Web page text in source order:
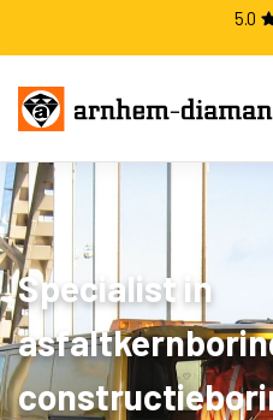
5.0
Specialist in